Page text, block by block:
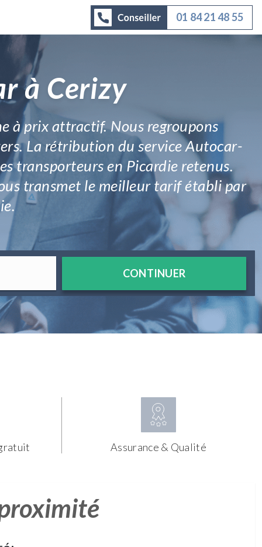
01 84 21 48 55
à Cerizy
à prix attractif. Nous regroupons
La rétribution du service Autocar-
transporteurs en Picardie retenus.
transmet le meilleur tarif établi par
CONTINUER
Assurance & Qualité